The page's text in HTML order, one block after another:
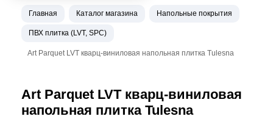
Главная Каталог магазина Напольные покрытия
ПВХ плитка (LVT, SPC)
Art Parquet LVT кварц-виниловая напольная плитка Tulesna
Art Parquet LVT кварц-виниловая
напольная плитка Tulesna